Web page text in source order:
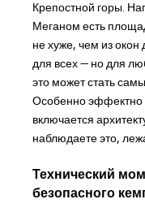
Крепостной горы.
Меганом есть
не хуже, чем из окон
для всех — но для
это может стать
Особенно эффектно
включается
наблюдаете это,
Технический
безопасного